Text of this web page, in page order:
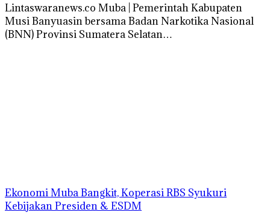
Lintaswaranews.co Muba | Pemerintah Kabupaten
Musi Banyuasin bersama Badan Narkotika Nasional
(BNN) Provinsi Sumatera Selatan…
Ekonomi Muba Bangkit, Koperasi RBS Syukuri
Kebijakan Presiden & ESDM